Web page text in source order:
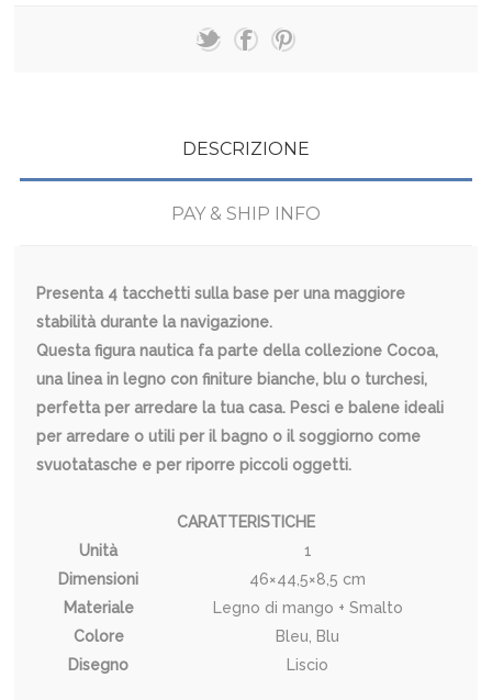
DESCRIZIONE
PAY & SHIP INFO
Presenta 4 tacchetti sulla base per una maggiore
stabilità durante la navigazione.
Questa figura nautica fa parte della collezione Cocoa,
una linea in legno con finiture bianche, blu o turchesi,
perfetta per arredare la tua casa. Pesci e balene ideali
per arredare o utili per il bagno o il soggiorno come
svuotatasche e per riporre piccoli oggetti.
CARATTERISTICHE
Unità
1
Dimensioni
46×44,5×8,5 cm
Materiale
Legno di mango + Smalto
Colore
Bleu, Blu
Disegno
Liscio